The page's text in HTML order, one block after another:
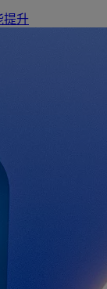
提升